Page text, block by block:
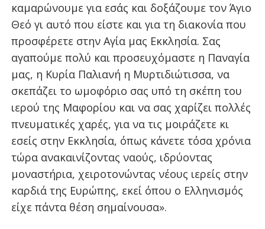
καμαρώνουμε για εσάς και δοξάζουμε τον Άγιο
Θεό γι αυτό που είστε και για τη διακονία που
προσφέρετε στην Αγία μας Εκκλησία. Σας
αγαπούμε πολύ και προσευχόμαστε η Παναγία
μας, η Κυρία Παλιανή η Μυρτιδιώτισσα, να
σκεπάζει το ωμοφόριο σας υπό τη σκέπη του
ιερού της Μαφορίου και να σας χαρίζει πολλές
πνευματικές χαρές, για να τις μοιράζετε κι
εσείς στην Εκκλησία, όπως κάνετε τόσα χρόνια
τώρα ανακαινίζοντας ναούς, ιδρύοντας
μοναστήρια, χειροτονώντας νέους ιερείς στην
καρδιά της Ευρώπης, εκεί όπου ο Ελληνισμός
είχε πάντα θέση σημαίνουσα».